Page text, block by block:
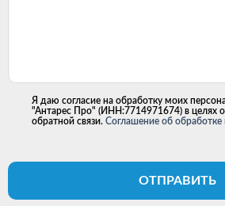
Я даю согласие на обработку моих
"Антарес Про" (ИНН:7714971674) в целях
обратной связи. Соглашение об
ОТПРАВИТЬ